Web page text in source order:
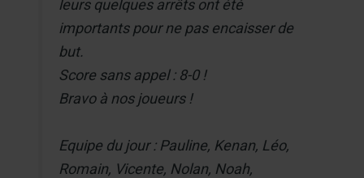
leurs quelques arrêts ont été
importants pour ne pas encaisser de
but.
Score sans appel : 8-0 !
Bravo à nos joueurs !
Equipe du jour : Pauline, Kenan, Léo,
Romain, Vicente, Nolan, Noah,